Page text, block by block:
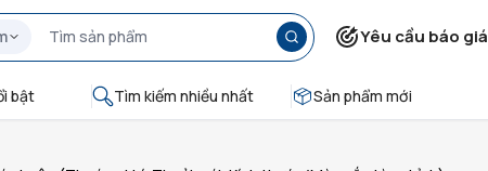
Yêu cầu báo giá
bật Tìm kiếm nhiều nhất Sản phẩm mới